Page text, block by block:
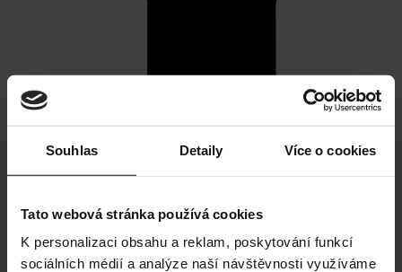
Souhlas Detaily Více o cookies
Tato webová stránka používá cookies
K personalizaci obsahu a reklam, poskytování funkcí
sociálních médií a analýze naší návštěvnosti využíváme